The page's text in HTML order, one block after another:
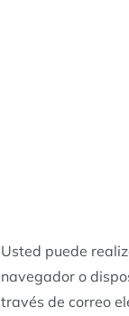
Usted puede
navegador o
través de correo